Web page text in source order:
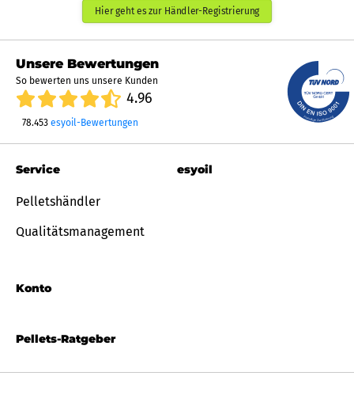
Hier geht es zur Händler-Registrierung
Unsere Bewertungen
So bewerten uns unsere Kunden
4.96
78.453 esyoil-Bewertungen
Pellets-Ratgeber
Service
Pelletshändler
Qualitätsmanagement
Konto
esyoil